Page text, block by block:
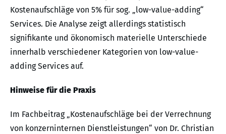
Kostenaufschläge von 5% für sog. „low-value-adding“
Services. Die Analyse zeigt allerdings statistisch
signifikante und ökonomisch materielle Unterschiede
innerhalb verschiedener Kategorien von low-value-
adding Services auf.
Hinweise für die Praxis
Im Fachbeitrag „Kostenaufschläge bei der Verrechnung
von konzerninternen Dienstleistungen“ von Dr. Christian